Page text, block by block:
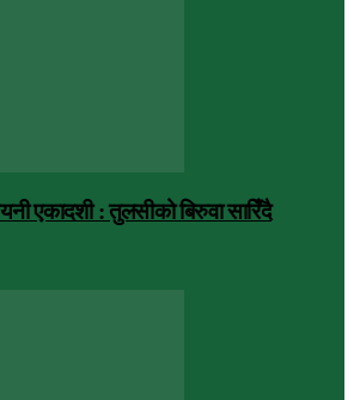
एकादशी : तुलसीको बिरुवा सारिँदै